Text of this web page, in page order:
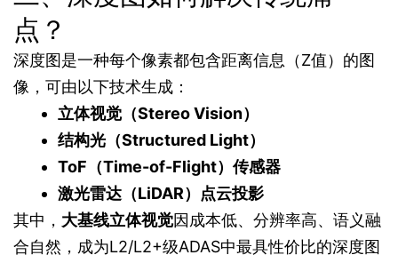
点？
深度图是一种每个像素都包含距离信息（Z值）的图
像，可由以下技术生成：
立体视觉（Stereo Vision）
结构光（Structured Light）
ToF（Time-of-Flight）传感器
激光雷达（LiDAR）点云投影
其中， 大基线立体视觉因成本低、分辨率高、语义融
合自然，成为L2/L2+级ADAS中最具性价比的深度图